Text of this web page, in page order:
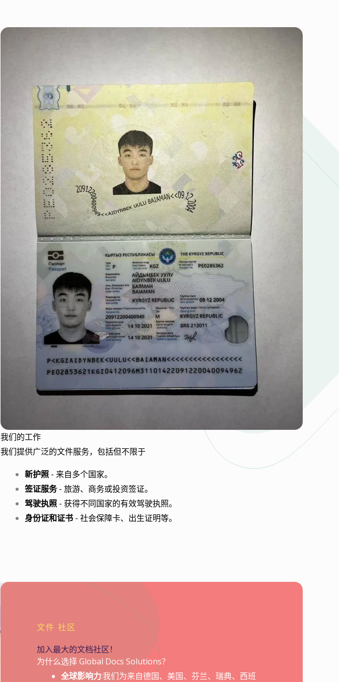
我们的工作
我们提供广泛的文件服务，包括但不限于
新护照 - 来自多个国家。
签证服务- 旅游、商务或投资签证。
驾驶执照 - 获得不同国家的有效驾驶执照。
身份证和证书 - 社会保障卡、出生证明等。
文件 社区
加入最大的文档社区！
为什么选择 Global Docs Solutions？
全球影响力:我们为来自德国、美国、芬兰、瑞典、西班